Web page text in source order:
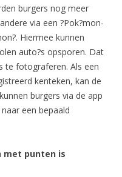
burgers nog meer
via een ?Pok?mon-
Hiermee kunnen
auto?s opsporen. Dat
te fotograferen. Als een
kenteken, kan de
burgers via de app
een bepaald
met punten is